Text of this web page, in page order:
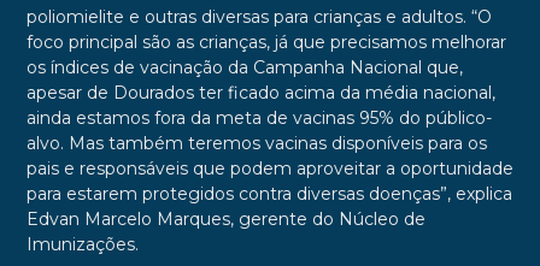
poliomielite e outras diversas para crianças e adultos. “O
foco principal são as crianças, já que precisamos melhorar
os índices de vacinação da Campanha Nacional que,
apesar de Dourados ter ficado acima da média nacional,
ainda estamos fora da meta de vacinas 95% do público-
alvo. Mas também teremos vacinas disponíveis para os
pais e responsáveis que podem aproveitar a oportunidade
para estarem protegidos contra diversas doenças”, explica
Edvan Marcelo Marques, gerente do Núcleo de
Imunizações.